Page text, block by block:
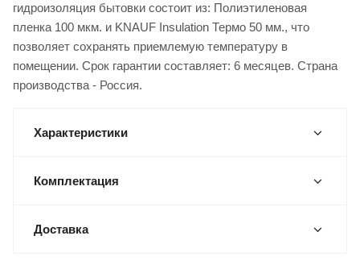
гидроизоляция бытовки состоит из: Полиэтиленовая
пленка 100 мкм. и KNAUF Insulation Термо 50 мм., что
позволяет сохранять приемлемую температуру в
помещении. Срок гарантии составляет: 6 месяцев. Страна
производства - Россия.
Характеристики
Комплектация
Доставка